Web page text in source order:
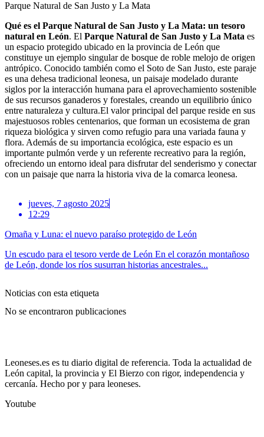
Parque Natural de San Justo y La Mata
Qué es el Parque Natural de San Justo y La Mata: un tesoro
natural en León. El Parque Natural de San Justo y La Mata es
un espacio protegido ubicado en la provincia de León que
constituye un ejemplo singular de bosque de roble melojo de origen
antrópico. Conocido también como el Soto de San Justo, este paraje
es una dehesa tradicional leonesa, un paisaje modelado durante
siglos por la interacción humana para el aprovechamiento sostenible
de sus recursos ganaderos y forestales, creando un equilibrio único
entre naturaleza y cultura.El valor principal del parque reside en sus
majestuosos robles centenarios, que forman un ecosistema de gran
riqueza biológica y sirven como refugio para una variada fauna y
flora. Además de su importancia ecológica, este espacio es un
importante pulmón verde y un referente recreativo para la región,
ofreciendo un entorno ideal para disfrutar del senderismo y conectar
con un paisaje que narra la historia viva de la comarca leonesa.
jueves, 7 agosto 2025
12:29
Omaña y Luna: el nuevo paraíso protegido de León
Un escudo para el tesoro verde de León En el corazón montañoso
de León, donde los ríos susurran historias ancestrales...
Noticias con esta etiqueta
No se encontraron publicaciones
Leoneses.es es tu diario digital de referencia. Toda la actualidad de
León capital, la provincia y El Bierzo con rigor, independencia y
cercanía. Hecho por y para leoneses.
Youtube